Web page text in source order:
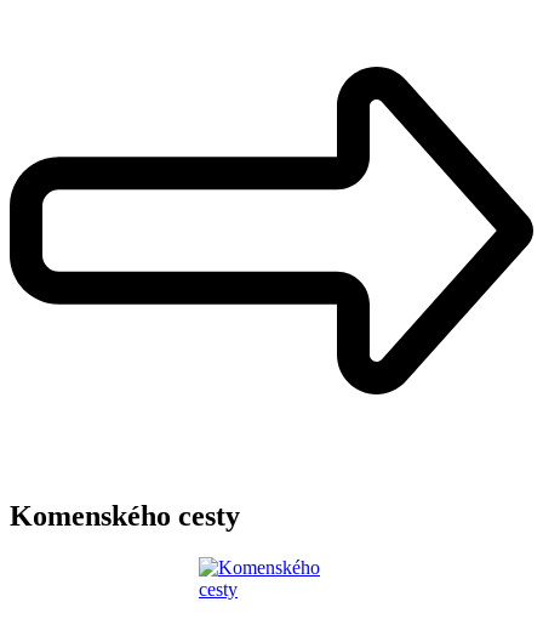
Komenského cesty